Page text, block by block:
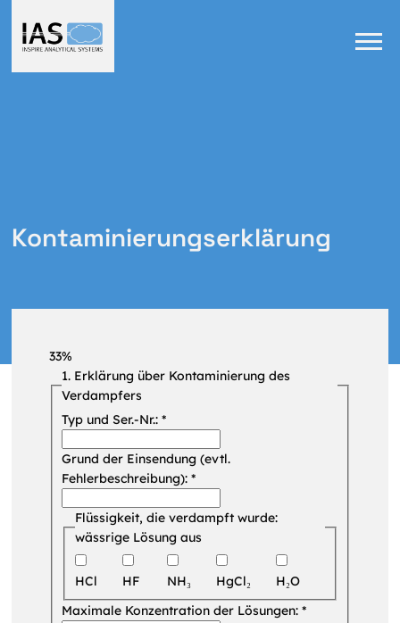
Kontaminierungserklärung
33%
1. Erklärung über Kontaminierung des
Verdampfers
Typ und Ser.-Nr.:*
Grund der Einsendung (evtl.
Fehlerbeschreibung):*
Flüssigkeit, die verdampft wurde:
wässrige Lösung aus
HCl HF NH₃ HgCl₂
H₂O
Maximale Konzentration der Lösungen:*